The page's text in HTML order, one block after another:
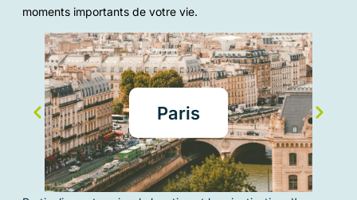
moments importants de votre vie.
Paris